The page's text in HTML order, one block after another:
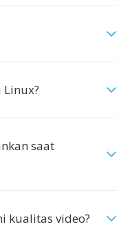
saat
kualitas video?